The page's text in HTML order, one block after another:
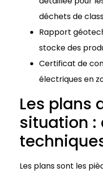
déchets de
Rapport
stocke des
Certificat de
électriques en
Les plans
situation :
Les plans sont les